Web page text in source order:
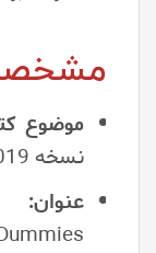
موضوع
نسخه 2019
عنوان: